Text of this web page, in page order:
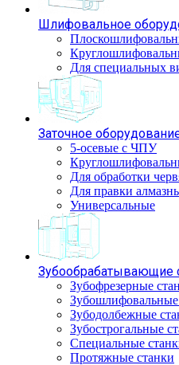
Шлифовальное
Для специальных
Заточное
5-осевые с ЧПУ
Для обработки
Для правки
Универсальные
Зубообрабатывающие
Зубофрезерные
Зубошлифовальные
Зубодолбежные
Зубострогальные
Специальные
Протяжные станки